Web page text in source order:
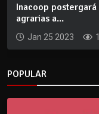
Inacoop
agrarias a...
Jan 25 2023
POPULAR